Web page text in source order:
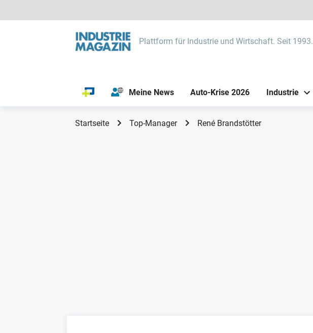
Plattform für Industrie und Wirtschaft. Seit 1993.
Meine News Auto-Krise 2026 Industrie
Startseite Top-Manager René Brandstötter